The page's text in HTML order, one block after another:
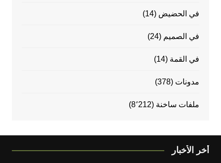
في الحضيض (14)
في الصميم (24)
في القمة (14)
مدونات (378)
ملفات ساخنة (8٬212)
أخر الأخبار